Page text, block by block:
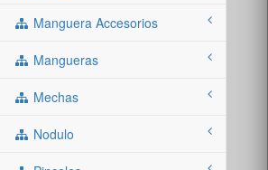
Manguera Accesorios
Mangueras
Mechas
Nodulo